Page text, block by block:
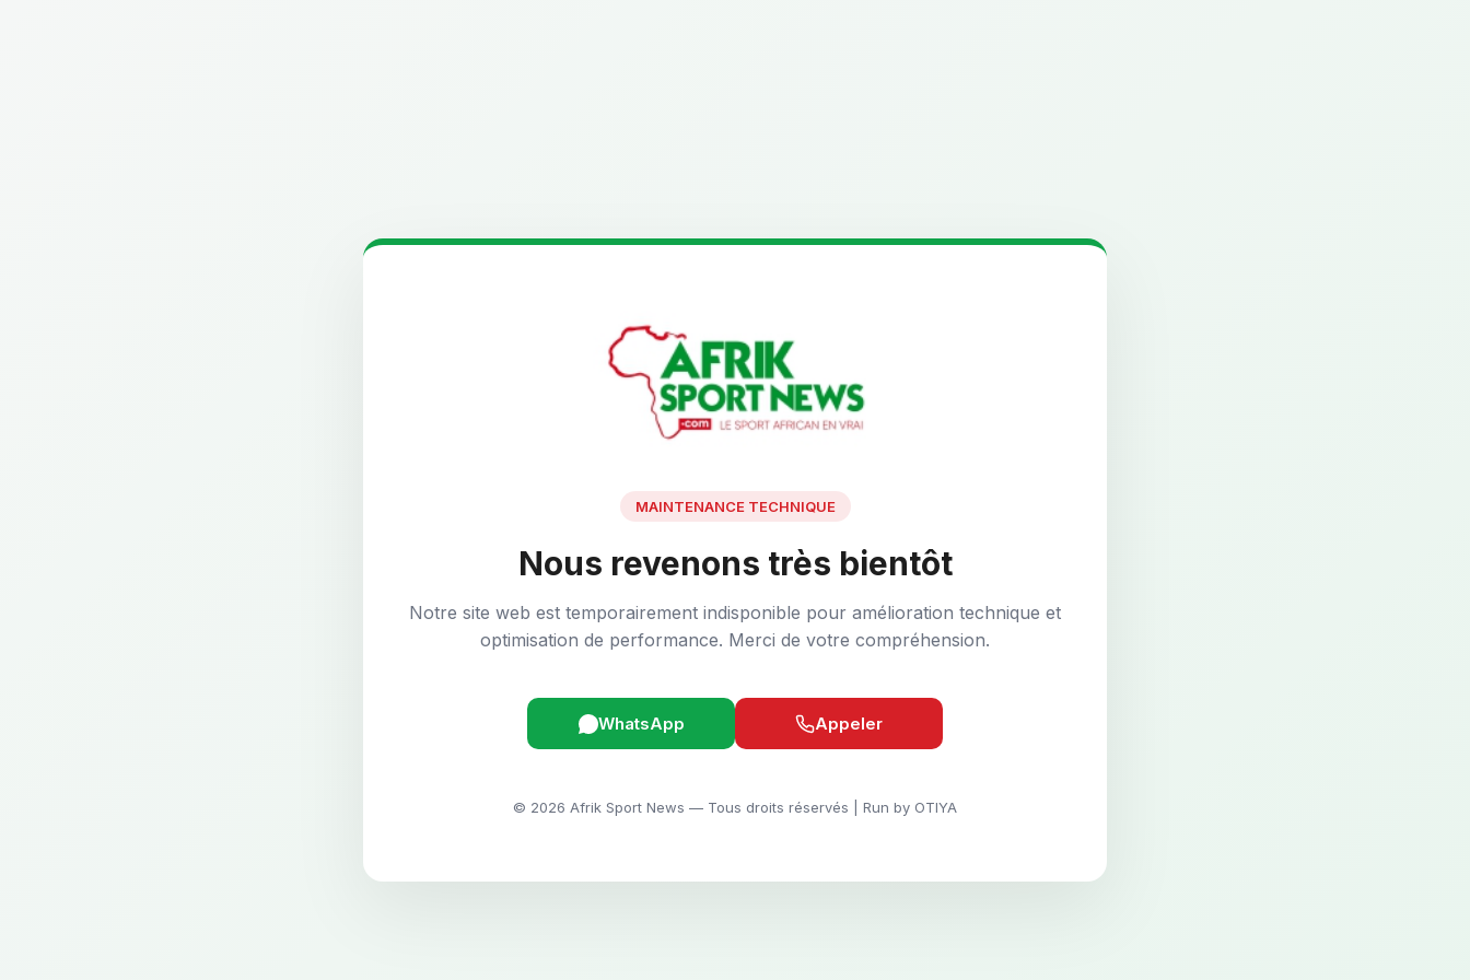
MAINTENANCE TECHNIQUE
Nous revenons très bientôt
Notre site web est temporairement indisponible pour amélioration technique et
optimisation de performance. Merci de votre compréhension.
WhatsApp Appeler
© 2026 Afrik Sport News — Tous droits réservés | Run by OTIYA